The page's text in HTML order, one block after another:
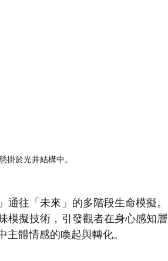
掛於光井結構中。
往「未來」的多階段生命模擬。
模擬技術，引發觀者在身心感知層
體情感的喚起與轉化。